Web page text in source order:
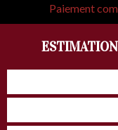
Paiement